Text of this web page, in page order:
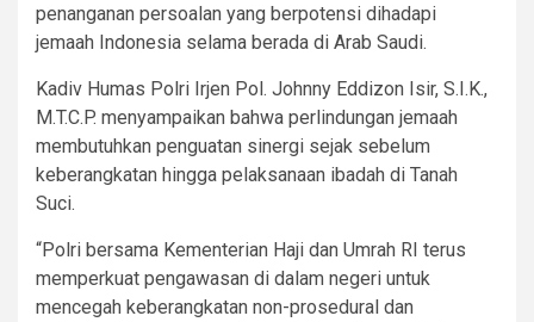
penanganan persoalan yang berpotensi dihadapi
jemaah Indonesia selama berada di Arab Saudi.
Kadiv Humas Polri Irjen Pol. Johnny Eddizon Isir, S.I.K.,
M.T.C.P. menyampaikan bahwa perlindungan jemaah
membutuhkan penguatan sinergi sejak sebelum
keberangkatan hingga pelaksanaan ibadah di Tanah
Suci.
“Polri bersama Kementerian Haji dan Umrah RI terus
memperkuat pengawasan di dalam negeri untuk
mencegah keberangkatan non-prosedural dan